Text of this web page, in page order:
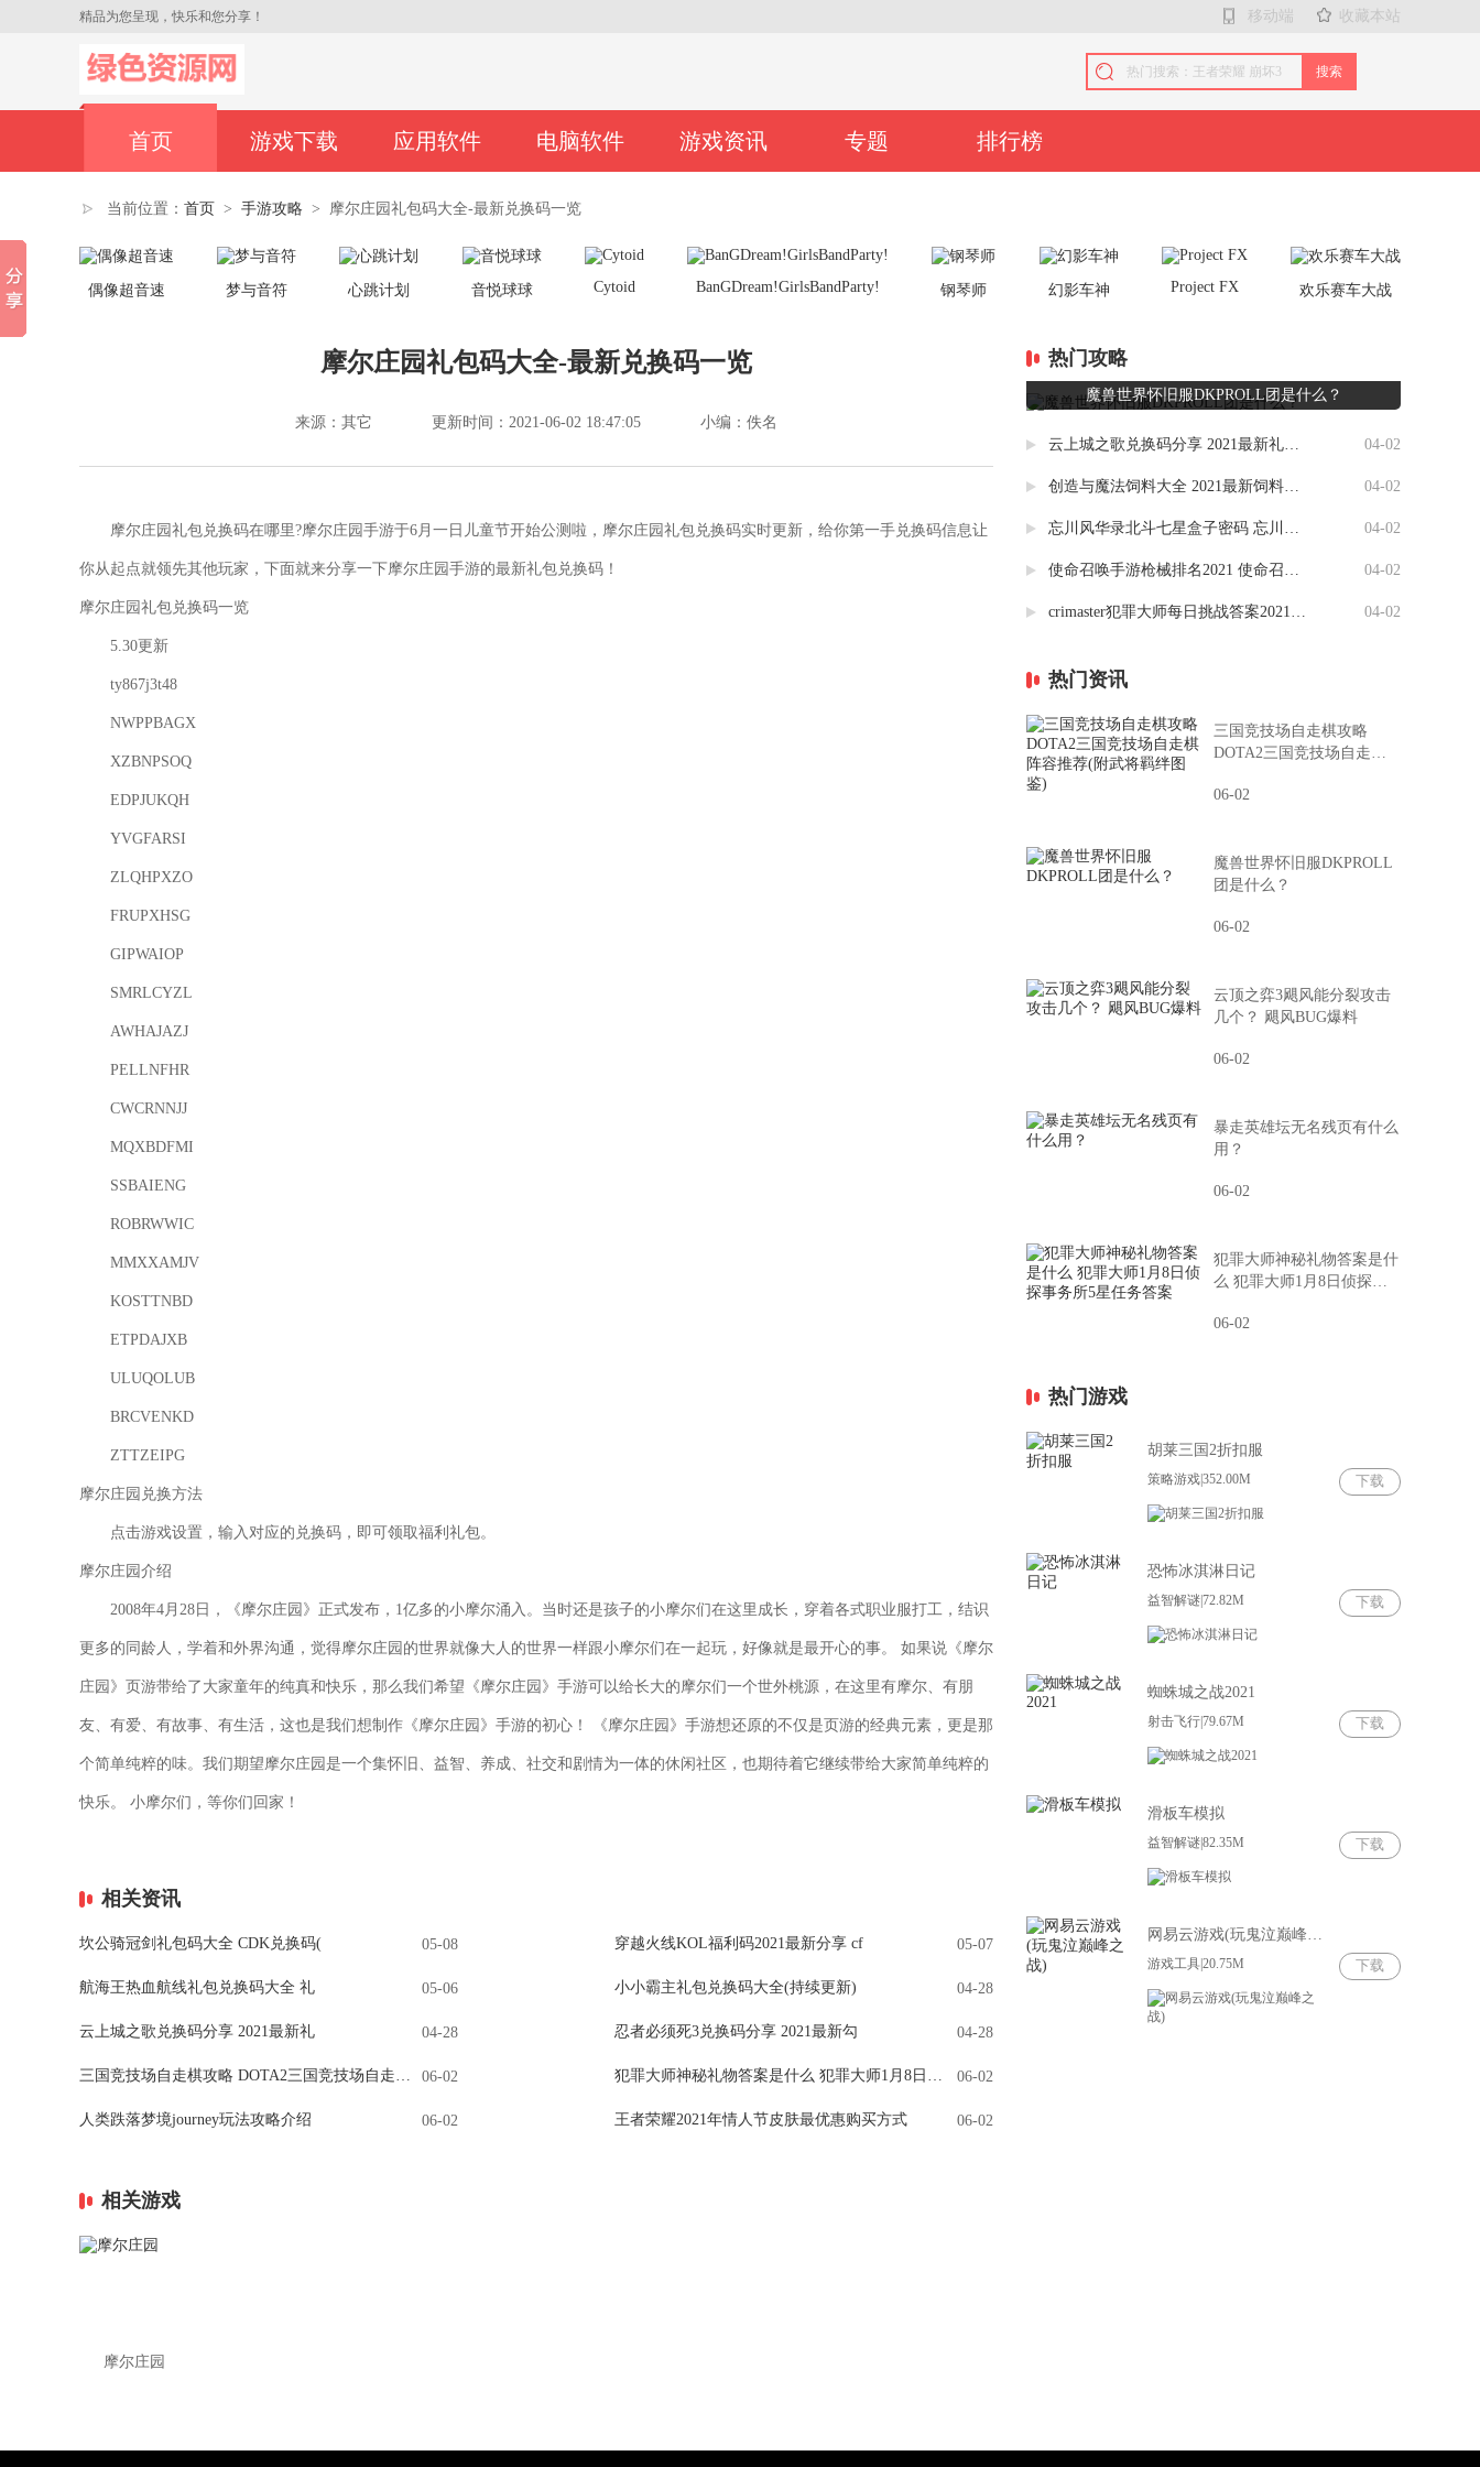
精品为您呈现，快乐和您分享！ 移动端 收藏本站
搜索
首页 游戏下载 应用软件 电脑软件 游戏资讯 专题 排行榜
当前位置： 首页 > 手游攻略 > 摩尔庄园礼包码大全-最新兑换码一览
偶像超音速 梦与音符 心跳计划 音悦球球 Cytoid BanGDream!GirlsBandParty! 钢琴师 幻影车神 Project FX 欢乐赛车大战
摩尔庄园礼包码大全-最新兑换码一览
来源：其它 更新时间：2021-06-02 18:47:05 小编：佚名
摩尔庄园礼包兑换码在哪里?摩尔庄园手游于6月一日儿童节开始公测啦，摩尔庄园礼包兑换码实时更新，给你第一手兑换码信息让
你从起点就领先其他玩家，下面就来分享一下摩尔庄园手游的最新礼包兑换码！
摩尔庄园礼包兑换码一览
5.30更新
ty867j3t48
NWPPBAGX
XZBNPSOQ
EDPJUKQH
YVGFARSI
ZLQHPXZO
FRUPXHSG
GIPWAIOP
SMRLCYZL
AWHAJAZJ
PELLNFHR
CWCRNNJJ
MQXBDFMI
SSBAIENG
ROBRWWIC
MMXXAMJV
KOSTTNBD
ETPDAJXB
ULUQOLUB
BRCVENKD
ZTTZEIPG
摩尔庄园兑换方法
点击游戏设置，输入对应的兑换码，即可领取福利礼包。
摩尔庄园介绍
2008年4月28日，《摩尔庄园》正式发布，1亿多的小摩尔涌入。当时还是孩子的小摩尔们在这里成长，穿着各式职业服打工，结识
更多的同龄人，学着和外界沟通，觉得摩尔庄园的世界就像大人的世界一样跟小摩尔们在一起玩，好像就是最开心的事。 如果说《摩尔
庄园》页游带给了大家童年的纯真和快乐，那么我们希望《摩尔庄园》手游可以给长大的摩尔们一个世外桃源，在这里有摩尔、有朋
友、有爱、有故事、有生活，这也是我们想制作《摩尔庄园》手游的初心！ 《摩尔庄园》手游想还原的不仅是页游的经典元素，更是那
个简单纯粹的味。我们期望摩尔庄园是一个集怀旧、益智、养成、社交和剧情为一体的休闲社区，也期待着它继续带给大家简单纯粹的
快乐。 小摩尔们，等你们回家！
相关资讯
坎公骑冠剑礼包码大全 CDK兑换码( 05-08 穿越火线KOL福利码2021最新分享 cf 05-07
航海王热血航线礼包兑换码大全 礼 05-06 小小霸主礼包兑换码大全(持续更新) 04-28
云上城之歌兑换码分享 2021最新礼 04-28 忍者必须死3兑换码分享 2021最新勾 04-28
三国竞技场自走棋攻略 DOTA2三国竞技场自走棋阵容推荐(附武将羁绊图鉴) 06-02 犯罪大师神秘礼物答案是什么 犯罪大师1月8日侦探事务所5星任务答案 06-02
人类跌落梦境journey玩法攻略介绍 06-02 王者荣耀2021年情人节皮肤最优惠购买方式 06-02
相关游戏
摩尔庄园
热门攻略
魔兽世界怀旧服DKPROLL团是什么？
云上城之歌兑换码分享 2021最新礼包码大全 04-02
创造与魔法饲料大全 2021最新饲料合成一览表分享 04-02
忘川风华录北斗七星盒子密码 忘川风华录北斗盒子攻略（图） 04-02
使命召唤手游枪械排名2021 使命召唤枪械配件搭配推荐 04-02
crimaster犯罪大师每日挑战答案2021(更新至4.2) 竞技赛场每日挑战答案汇总 04-02
热门资讯
三国竞技场自走棋攻略
DOTA2三国竞技场自走棋
06-02
魔兽世界怀旧服DKPROLL
团是什么？
06-02
云顶之弈3飓风能分裂攻击
几个？ 飓风BUG爆料
06-02
暴走英雄坛无名残页有什么
用？
06-02
犯罪大师神秘礼物答案是什
么 犯罪大师1月8日侦探事
06-02
热门游戏
胡莱三国2折扣服
策略游戏|352.00M 下载
恐怖冰淇淋日记
益智解谜|72.82M 下载
蜘蛛城之战2021
射击飞行|79.67M 下载
滑板车模拟
益智解谜|82.35M 下载
游戏工具|20.75M 下载